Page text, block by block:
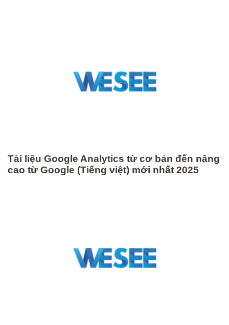
Tài liệu Google Analytics từ cơ bản đến nâng
cao từ Google (Tiếng việt) mới nhất 2025